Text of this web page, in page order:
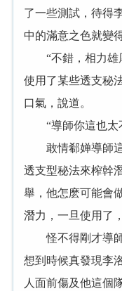
了一些測試，待得
中的滿意之色就變
“不錯，相力雄
使用了某些透支秘
口氣，說道。
“導師你這也太不
敢情郗婵導師這
透支型秘法來榨幹
舉，他怎麽可能會
潛力，一旦使用了
怪不得剛才導師
想到時候真發現李
人面前傷及他這個